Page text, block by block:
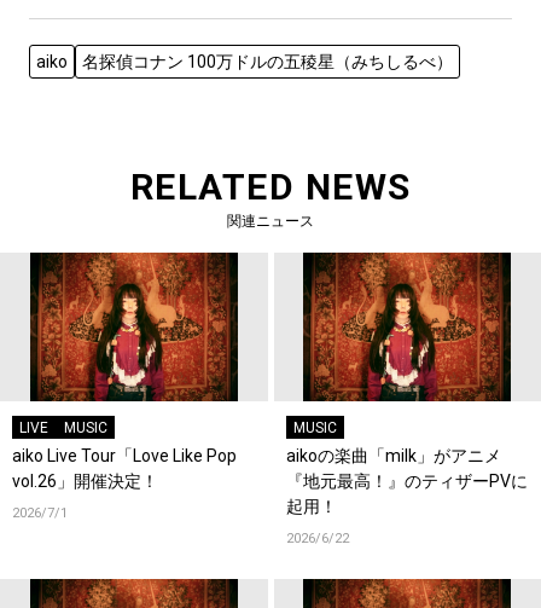
aiko 名探偵コナン 100万ドルの五稜星（みちしるべ）
RELATED NEWS
関連ニュース
LIVE MUSIC
aiko Live Tour「Love Like Pop
vol.26」開催決定！
2026/7/1
MUSIC
aikoの楽曲「milk」がアニメ
『地元最高！』のティザーPVに
起用！
2026/6/22